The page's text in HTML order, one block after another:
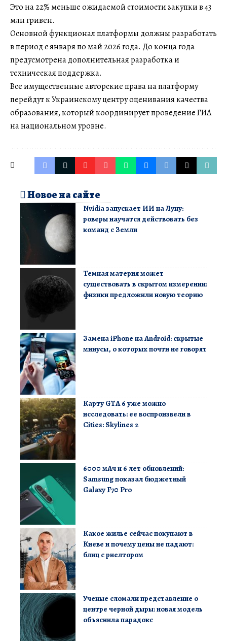
Это на 22% меньше ожидаемой стоимости закупки в 43
млн гривен.
Основной функционал платформы должны разработать
в период с января по май 2026 года. До конца года
предусмотрена дополнительная разработка и
техническая поддержка.
Все имущественные авторские права на платформу
перейдут к Украинскому центру оценивания качества
образования, который координирует проведение ГИА
на национальном уровне.
Новое на сайте
Nvidia запускает ИИ на Луну:
роверы научатся действовать без
команд с Земли
Темная материя может
существовать в скрытом измерении:
физики предложили новую теорию
Замена iPhone на Android: скрытые
минусы, о которых почти не говорят
Карту GTA 6 уже можно
исследовать: ее воспроизвели в
Cities: Skylines 2
6000 мАч и 6 лет обновлений:
Samsung показал бюджетный
Galaxy F70 Pro
Какое жилье сейчас покупают в
Киеве и почему цены не падают:
блиц с риелтором
Ученые сломали представление о
центре черной дыры: новая модель
объяснила парадокс